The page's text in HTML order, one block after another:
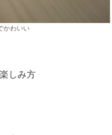
かわいい
しみ方